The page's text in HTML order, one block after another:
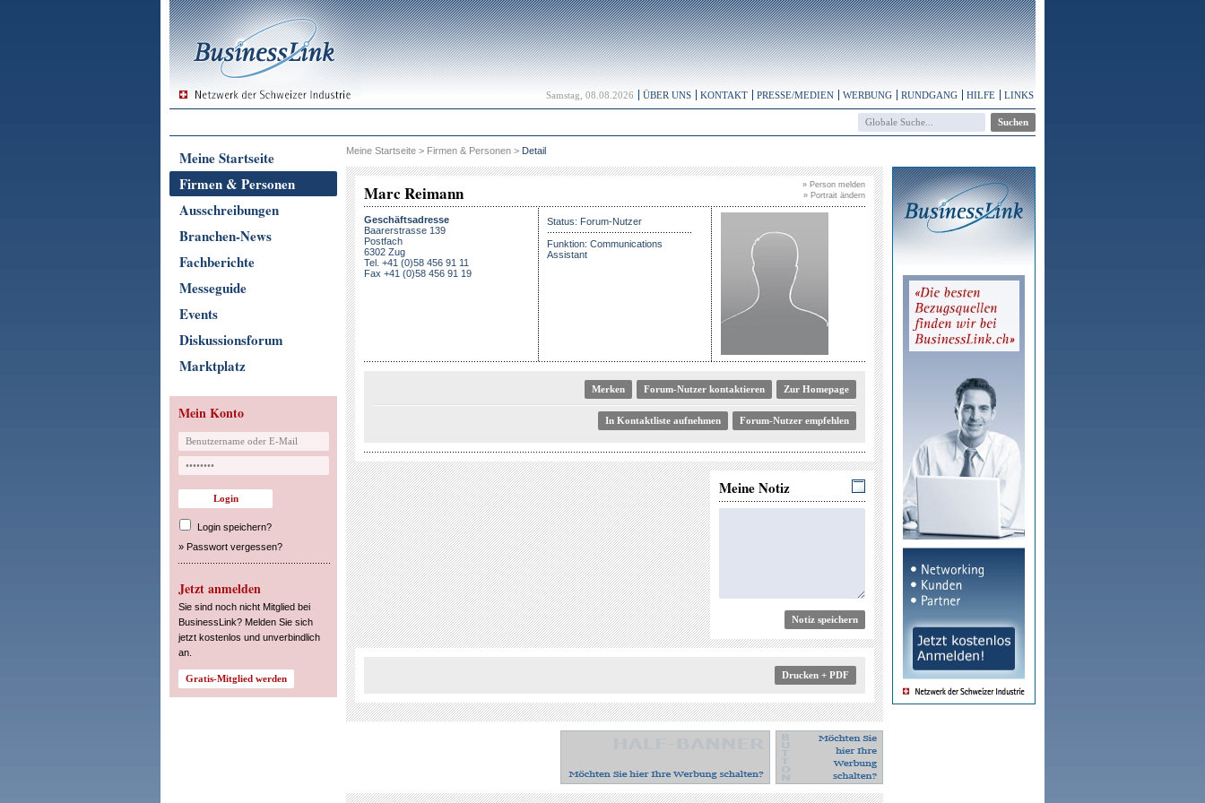
Samstag, 08.08.2026 ÜBER UNS KONTAKT PRESSE/MEDIEN WERBUNG RUNDGANG HILFE LINKS
Meine Startseite
Firmen & Personen
Ausschreibungen
Branchen-News
Fachberichte
Messeguide
Events
Diskussionsforum
Marktplatz
Mein Konto
Login speichern?
» Passwort vergessen?
Jetzt anmelden
Sie sind noch nicht Mitglied bei
BusinessLink? Melden Sie sich
jetzt kostenlos und unverbindlich
an.
Meine Startseite > Firmen & Personen > Detail
» Person melden
» Portrait ändern
Marc Reimann
Geschäftsadresse
Baarerstrasse 139
Postfach
6302 Zug
Tel. +41 (0)58 456 91 11
Fax +41 (0)58 456 91 19
Status: Forum-Nutzer
Funktion: Communications
Assistant
Zur Homepage
Forum-Nutzer kontaktieren
Forum-Nutzer empfehlen
Meine Notiz